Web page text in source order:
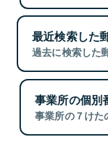
最近検索した
過去に検索した
事業所の個別
事業所の７けた